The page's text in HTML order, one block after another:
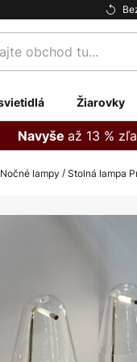
Žiarovky
Navyše až 13 %
Nočné lampy Stolná lampa